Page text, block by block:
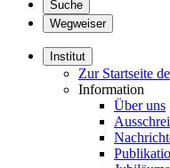
Suche
Wegweiser
Institut
Zur Startseite
Information
Über uns